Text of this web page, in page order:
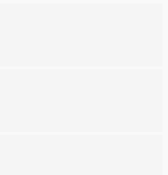
后转小火煲2小时，加盐、
克，香菜10克，料酒10克，
，大蒜8克，大料3克，益2
置旺火上，倒入花生油，烧